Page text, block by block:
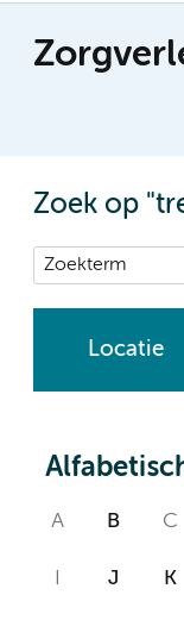
Zoek op
Locatie
A B C
J K